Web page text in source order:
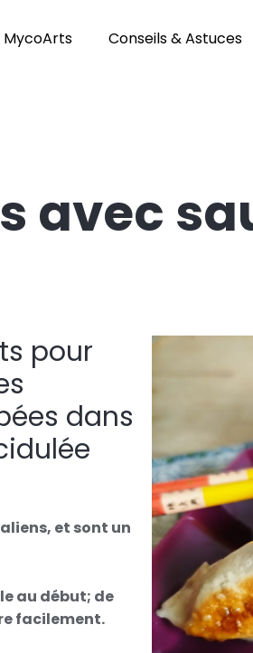
MycoArts Conseils & Astuces
avec
pour
dans
et sont un
au début; de
facilement.